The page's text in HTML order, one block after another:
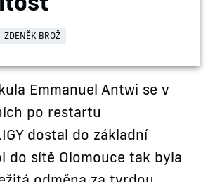
ZDENĚK BROŽ
Emmanuel Antwi se v
po restartu
dostal do základní
do sítě Olomouce tak byla